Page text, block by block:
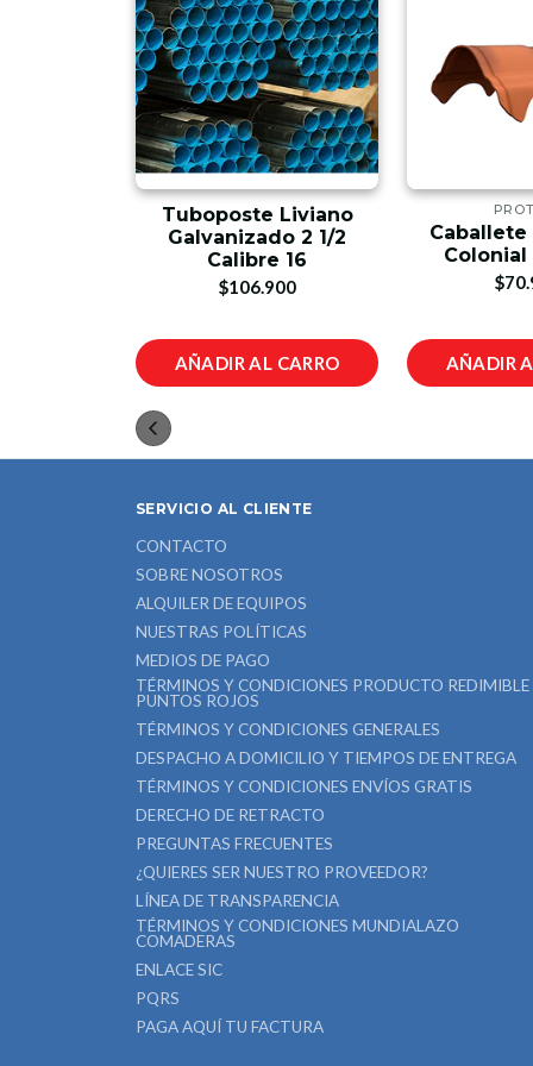
Tuboposte Liviano
Galvanizado 2 1/2
Calibre 16
$106.900
AÑADIR AL CARRO
Caballete
AÑADIR
SERVICIO AL CLIENTE
CONTACTO
SOBRE NOSOTROS
ALQUILER DE EQUIPOS
NUESTRAS POLÍTICAS
MEDIOS DE PAGO
TÉRMINOS Y CONDICIONES PRODUCTO REDIMIBLE
PUNTOS ROJOS
TÉRMINOS Y CONDICIONES GENERALES
DESPACHO A DOMICILIO Y TIEMPOS DE ENTREGA
TÉRMINOS Y CONDICIONES ENVÍOS GRATIS
DERECHO DE RETRACTO
PREGUNTAS FRECUENTES
¿QUIERES SER NUESTRO PROVEEDOR?
LÍNEA DE TRANSPARENCIA
TÉRMINOS Y CONDICIONES MUNDIALAZO
COMADERAS
ENLACE SIC
PQRS
PAGA AQUÍ TU FACTURA